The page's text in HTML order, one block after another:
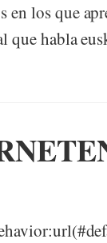
en los que
habla